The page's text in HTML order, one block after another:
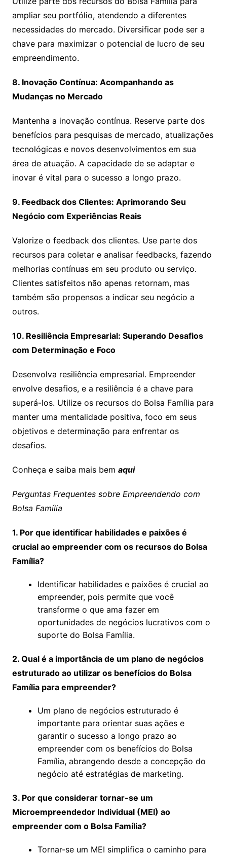
ampliar seu portfólio, atendendo a diferentes
necessidades do mercado. Diversificar pode ser a
chave para maximizar o potencial de lucro de seu
empreendimento.
8. Inovação Contínua: Acompanhando as
Mudanças no Mercado
Mantenha a inovação contínua. Reserve parte dos
benefícios para pesquisas de mercado, atualizações
tecnológicas e novos desenvolvimentos em sua
área de atuação. A capacidade de se adaptar e
inovar é vital para o sucesso a longo prazo.
9. Feedback dos Clientes: Aprimorando Seu
Negócio com Experiências Reais
Valorize o feedback dos clientes. Use parte dos
recursos para coletar e analisar feedbacks, fazendo
melhorias contínuas em seu produto ou serviço.
Clientes satisfeitos não apenas retornam, mas
também são propensos a indicar seu negócio a
outros.
10. Resiliência Empresarial: Superando Desafios
com Determinação e Foco
Desenvolva resiliência empresarial. Empreender
envolve desafios, e a resiliência é a chave para
superá-los. Utilize os recursos do Bolsa Família para
manter uma mentalidade positiva, foco em seus
objetivos e determinação para enfrentar os
desafios.
Conheça e saiba mais bem aqui
Perguntas Frequentes sobre Empreendendo com
Bolsa Família
1. Por que identificar habilidades e paixões é
crucial ao empreender com os recursos do Bolsa
Família?
Identificar habilidades e paixões é crucial ao
empreender, pois permite que você
transforme o que ama fazer em
oportunidades de negócios lucrativos com o
suporte do Bolsa Família.
2. Qual é a importância de um plano de negócios
estruturado ao utilizar os benefícios do Bolsa
Família para empreender?
Um plano de negócios estruturado é
importante para orientar suas ações e
garantir o sucesso a longo prazo ao
empreender com os benefícios do Bolsa
Família, abrangendo desde a concepção do
negócio até estratégias de marketing.
3. Por que considerar tornar-se um
Microempreendedor Individual (MEI) ao
empreender com o Bolsa Família?
Tornar-se um MEI simplifica o caminho para